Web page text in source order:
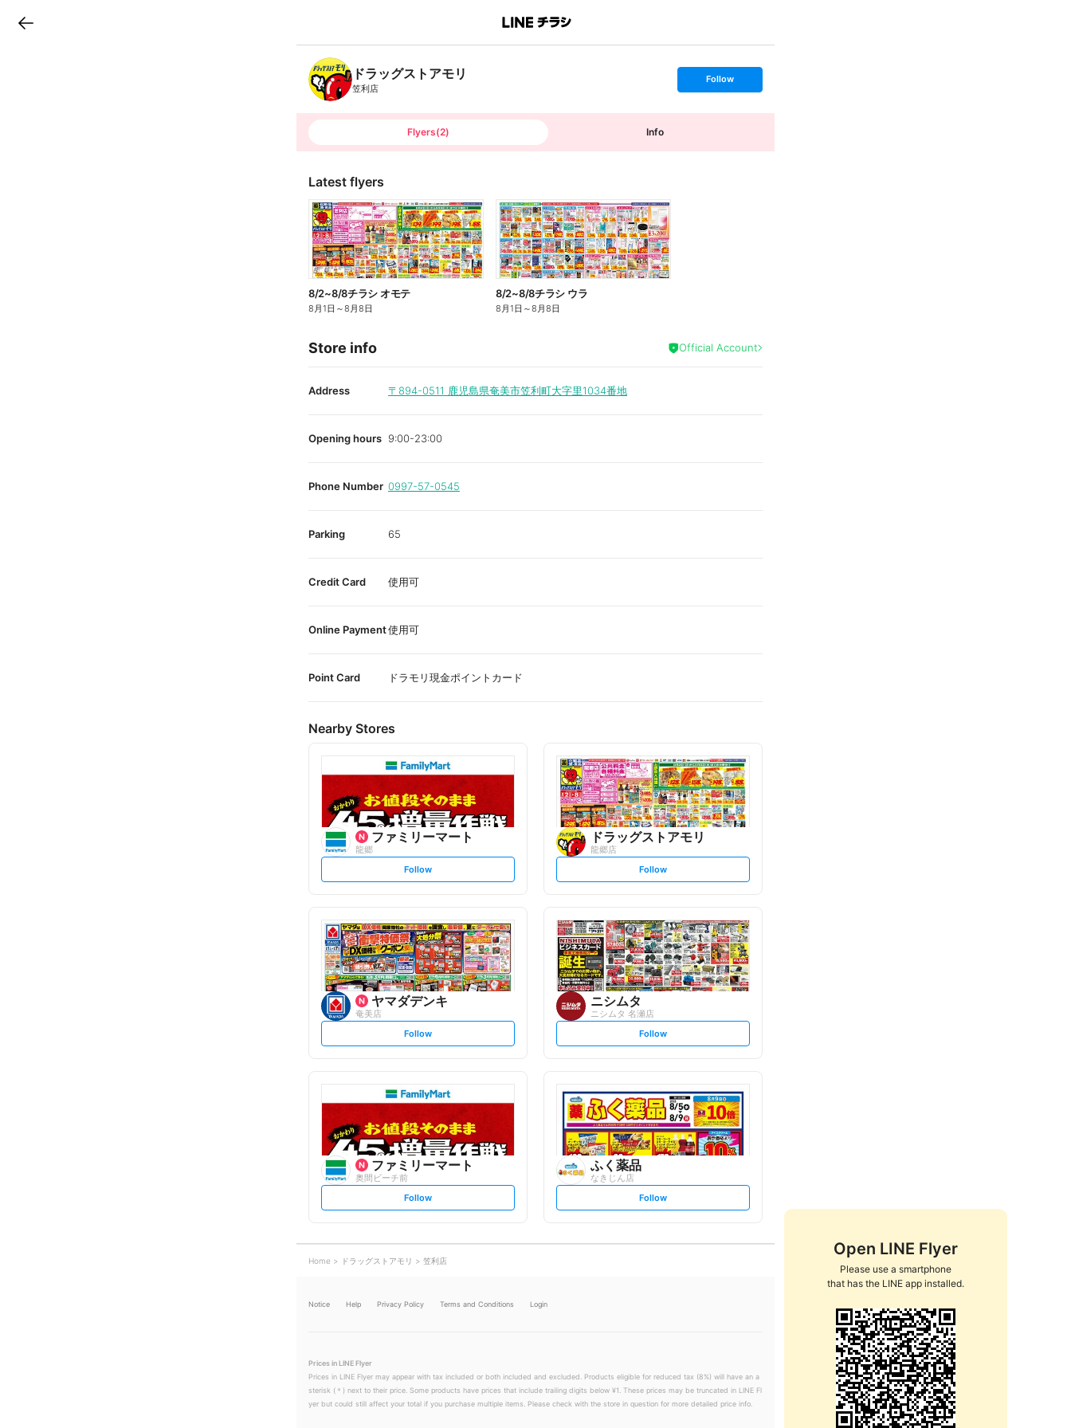
B
n
c
h
T
ドラッグストアモリ
笠利店
s
t
o
Follow
Flyers(2) Info
Latest flyers
8/2~8/8チラシ オモテ
8月1日 ～8月8日
8/2~8/8チラシ ウラ
8月1日 ～8月8日
Store info Official Account
Address 〒894-0511 鹿児島県奄美市笠利町大字里1034番地
Opening hours 9:00-23:00
Phone Number 0997-57-0545
Parking 65
Credit Card 使用可
Online Payment使用可
Point Card ドラモリ現金ポイントカード
Nearby Stores
ファミリーマート
龍郷
s
t
l
o
w
Follow
ドラッグストアモリ
龍郷店
s
t
l
o
w
Follow
ヤマダデンキ
奄美店
s
t
o
w
Follow
ニシムタ
ニシムタ 名瀬店
s
t
o
w
Follow
ファミリーマート
奥間ビーチ前
s
t
o
w
Follow
ふく薬品
なきじん店
s
t
Follow
Open LINE Flyer
Please use a smartphone
that has the LINE app installed.
Home ドラッグストアモリ 笠利店
Notice Help Privacy Policy Terms and Conditions Login
Prices in LINE Flyer
Prices in LINE Flyer may appear with tax included or both included and excluded. Products eligible for reduced tax (8%) will have an a
sterisk (＊) next to their price. Some products have prices that include trailing digits below ¥1. These prices may be truncated in LINE Fl
yer but could still affect your total if you purchase multiple items. Please check with the store in question for more detailed price info.